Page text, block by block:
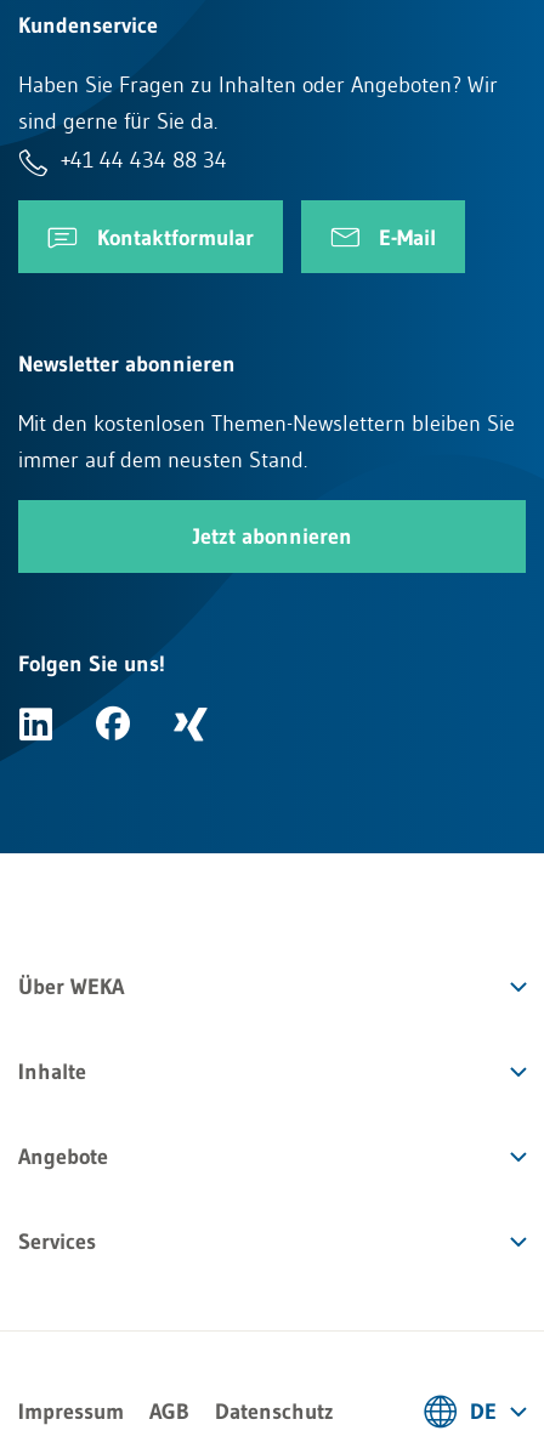
Kundenservice
Haben Sie Fragen zu Inhalten oder Angeboten? Wir
sind gerne für Sie da.
+41 44 434 88 34
Kontaktformular E-Mail
Newsletter abonnieren
Mit den kostenlosen Themen-Newslettern bleiben Sie
immer auf dem neusten Stand.
Jetzt abonnieren
Folgen Sie uns!
Über WEKA
Inhalte
Angebote
Services
Impressum AGB Datenschutz DE